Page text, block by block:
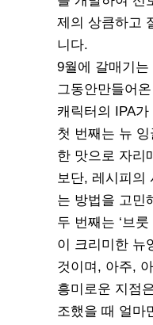
제의 상큼하고
니다.
9월에 갈매기
그동안만들어
캐릭터의 IPA
첫 번째는 뉴
한 맛으로 자리
보단, 레시피의
는 방법을 고민
두 번째는 ‘브
이 크리미한 뉴
것이며, 아주,
흥미로운 지점
조했을 때 얼마